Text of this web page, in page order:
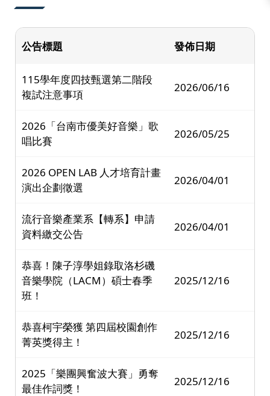
公告標題 發佈日期
115學年度四技甄選第二階段
複試注意事項
2026/06/16
2026「台南市優美好音樂」歌
唱比賽
2026/05/25
2026 OPEN LAB 人才培育計畫
演出企劃徵選
2026/04/01
流行音樂產業系【轉系】申請
資料繳交公告
2026/04/01
恭喜！陳子淳學姐錄取洛杉磯
音樂學院（LACM）碩士春季
班！
2025/12/16
恭喜柯宇榮獲 第四屆校園創作
菁英獎得主！
2025/12/16
2025「樂團興奮波大賽」勇奪
最佳作詞獎！
2025/12/16